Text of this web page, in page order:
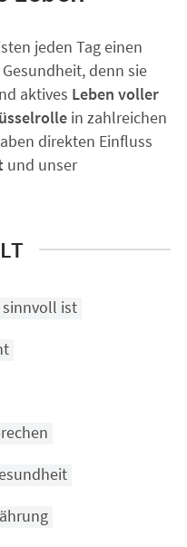
jeden Tag einen
denn sie
aktives Leben voller
in zahlreichen
direkten Einfluss
und unser
sinnvoll ist